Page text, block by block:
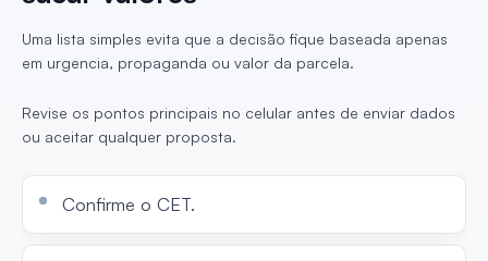
Uma lista simples evita que a decisão fique baseada apenas
em urgencia, propaganda ou valor da parcela.
Revise os pontos principais no celular antes de enviar dados
ou aceitar qualquer proposta.
Confirme o CET.